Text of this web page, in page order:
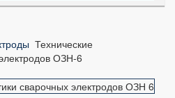
Технические
ОЗН-6